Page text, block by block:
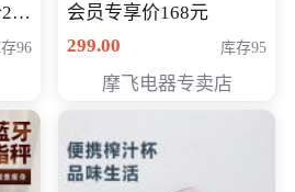
96
会员专享价168元
299.00
库存95
摩飞电器专卖店